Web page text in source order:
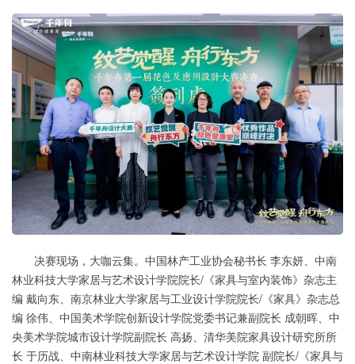
决赛现场，大咖云集。中国林产工业协会秘书长 李东妍、中南
林业科技大学家居与艺术设计学院院长/《家具与室内装饰》杂志主
编 戴向东、南京林业大学家居与工业设计学院院长/《家具》杂志总
编 徐伟、中国美术学院创新设计学院党委书记兼副院长 成朝晖、中
央美术学院城市设计学院副院长 高扬、清华美院家具设计研究所所
长 于历战、中南林业科技大学家居与艺术设计学院 副院长/《家具与